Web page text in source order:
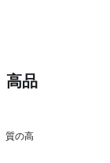
高品
質の高